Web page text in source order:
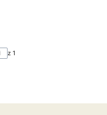
z 1